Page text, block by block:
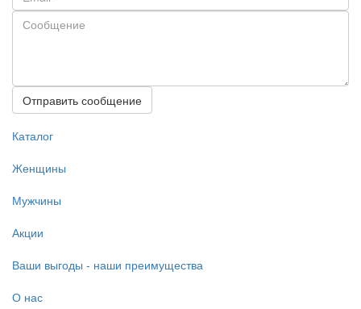
Отправить сообщение
Каталог
Женщины
Мужчины
Акции
Ваши выгоды - наши преимущества
О нас